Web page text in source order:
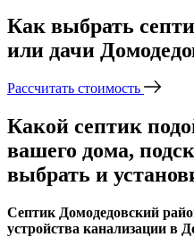
Как выбрать
или дачи
Рассчитать стоимость
Какой септик
вашего дома,
выбрать и
Септик Домодедовский
устройства канализации в